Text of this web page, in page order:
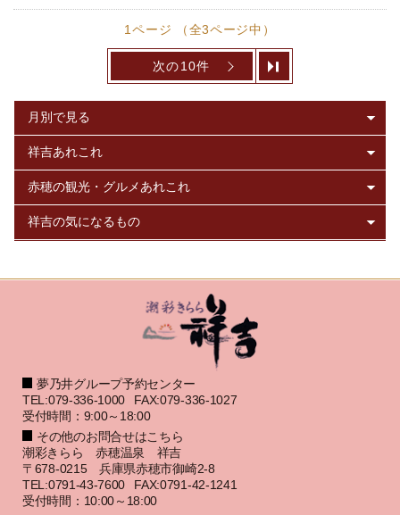
1ページ （全3ページ中）
次の10件
夢乃井グループ予約センター
TEL:079-336-1000
FAX:079-336-1027
受付時間：9:00～18:00
その他のお問合せはこちら
潮彩きらら 赤穂温泉 祥吉
〒678-0215 兵庫県赤穂市御崎2-8
TEL:0791-43-7600
FAX:0791-42-1241
受付時間：10:00～18:00